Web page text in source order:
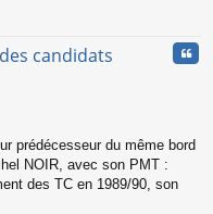
candidats
prédécesseur du même bord
NOIR, avec son PMT :
des TC en 1989/90, son